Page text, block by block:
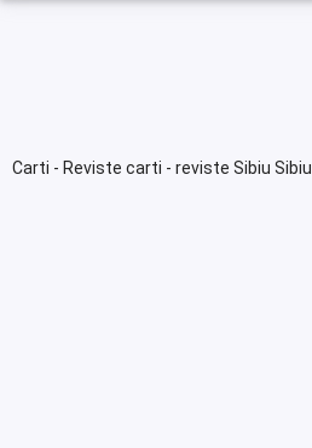
Carti - Reviste carti - reviste Sibiu Sibiu